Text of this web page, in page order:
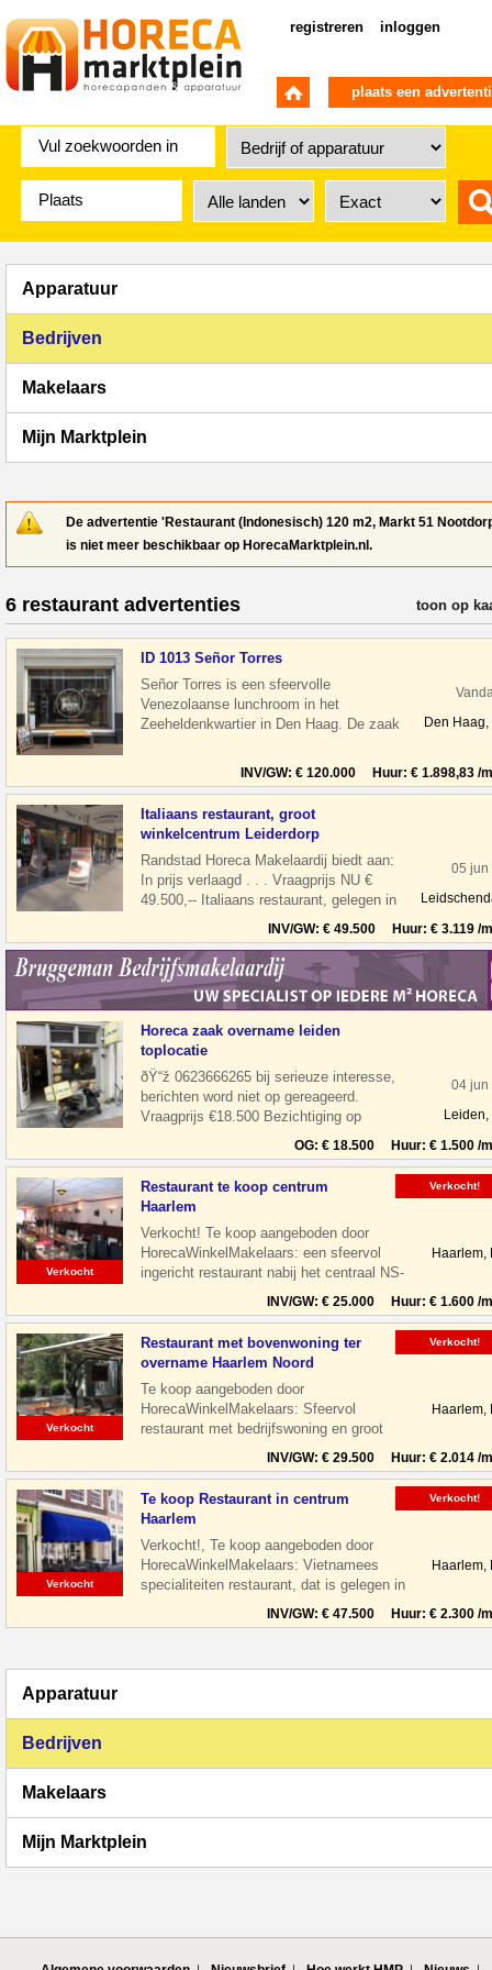
registreren inloggen
plaats een
Apparatuur
Bedrijven
Makelaars
Mijn Marktplein
De advertentie 'Restaurant (Indonesisch) 120 m2, Markt 51
is niet meer beschikbaar op HorecaMarktplein.nl.
6 restaurant advertenties verfijn
toon op
ID 1013 Señor Torres
Señor Torres is een sfeervolle
Venezolaanse lunchroom in het
Zeeheldenkwartier in Den Haag. De zaak
Den Haag,
INV/GW: € 120.000 Huur: € 1.898,83 /
Italiaans restaurant, groot
winkelcentrum Leiderdorp
Randstad Horeca Makelaardij biedt aan:
In prijs verlaagd . . . Vraagprijs NU €
49.500,-- Italiaans restaurant, gelegen in
een groot winkelcentrum Wink
05 jun
INV/GW: € 49.500 Huur: € 3.119 /
Horeca zaak overname leiden
toplocatie
ðŸ“ž 0623666265 bij serieuze interesse,
berichten word niet op gereageerd.
Vraagprijs €18.500 Bezichtiging op
afspraak Overname horeca zaak in leiden
04 jun
Leiden,
OG: € 18.500 Huur: € 1.500 /
Verkocht
Restaurant te koop centrum
Haarlem
Verkocht! Te koop aangeboden door
HorecaWinkelMakelaars: een sfeervol
ingericht restaurant nabij het centraal NS-
Station te Haarlem. Het restaurant is
Haarlem,
INV/GW: € 25.000 Huur: € 1.600 /
Verkocht!
Verkocht
Restaurant met bovenwoning ter
overname Haarlem Noord
Te koop aangeboden door
HorecaWinkelMakelaars: Sfeervol
restaurant met bedrijfswoning en groot
terras gelegen aan de Floresstraat in
Haarlem Noord. De
Haarlem,
INV/GW: € 29.500 Huur: € 2.014 /
Verkocht!
Verkocht
Te koop Restaurant in centrum
Haarlem
Verkocht!, Te koop aangeboden door
HorecaWinkelMakelaars: Vietnamees
specialiteiten restaurant, dat is gelegen in
de leukste winkelstraat van Haarlem,
Haarlem,
INV/GW: € 47.500 Huur: € 2.300 /
Verkocht!
Apparatuur
Bedrijven
Makelaars
Mijn Marktplein